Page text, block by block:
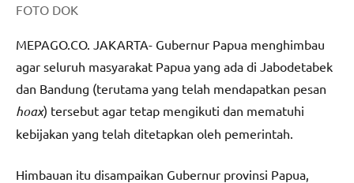
FOTO DOK
MEPAGO.CO. JAKARTA- Gubernur Papua menghimbau
agar seluruh masyarakat Papua yang ada di Jabodetabek
dan Bandung (terutama yang telah mendapatkan pesan
hoax) tersebut agar tetap mengikuti dan mematuhi
kebijakan yang telah ditetapkan oleh pemerintah.
Himbauan itu disampaikan Gubernur provinsi Papua,